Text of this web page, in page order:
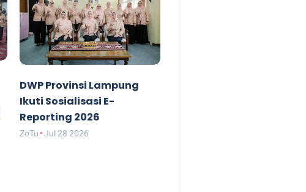
DWP Provinsi Lampung
Ikuti Sosialisasi E-
Reporting 2026
ZoTu Jul 28 2026